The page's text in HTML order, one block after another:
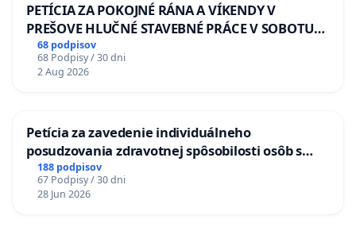
PETÍCIA ZA POKOJNÉ RÁNA A VÍKENDY V
PREŠOVE HLUČNÉ STAVEBNÉ PRÁCE V SOBOTU
LEN OD 9.00 DO 13.00 HOD., CEZ PRACOVNÝ
TÝŽDEŇ CIEĽ 8.00 – 18.00 HOD. A PRAVIDELNÁ
KONTROLA STAVBY C-AREA NA
68 podpisov
68 Podpisy / 30 dni
2 Aug 2026
Petícia za zavedenie individuálneho
posudzovania zdravotnej spôsobilosti osôb s
diabetom 1. a 2. typu pri prijímaní do
Policajného zboru SR
188 podpisov
67 Podpisy / 30 dni
28 Jun 2026